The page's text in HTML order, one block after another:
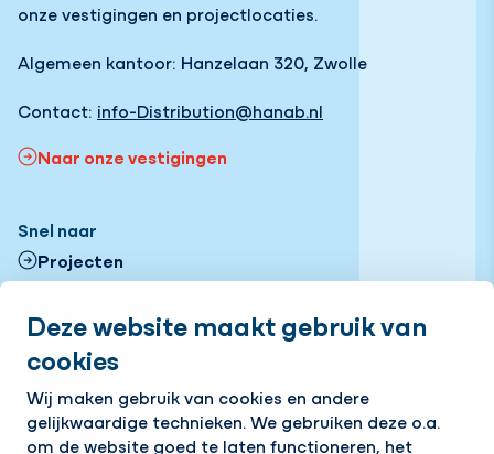
Deze website maakt gebruik van
cookies
Wij maken gebruik van cookies en andere
gelijkwaardige technieken. We gebruiken deze o.a.
om de website goed te laten functioneren, het
onze vestigingen en projectlocaties.
Algemeen kantoor: Hanzelaan 320, Zwolle
Contact: info-Distribution@hanab.nl
Naar onze vestigingen
Snel naar
Projecten
Onze vestigingen
LinkedInInstagramFacebook